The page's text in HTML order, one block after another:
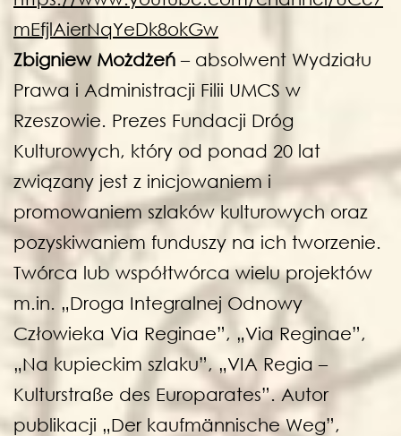
mEfjlAierNqYeDk8okGw
Zbigniew Możdżeń– absolwent Wydziału
Prawa i Administracji Filii UMCS w
Rzeszowie. Prezes Fundacji Dróg
Kulturowych, który od ponad 20 lat
związany jest z inicjowaniem i
promowaniem szlaków kulturowych oraz
pozyskiwaniem funduszy na ich tworzenie.
Twórca lub współtwórca wielu projektów
m.in. „Droga Integralnej Odnowy
Człowieka Via Reginae”, „Via Reginae”,
„Na kupieckim szlaku”, „VIA Regia –
Kulturstraße des Europarates”. Autor
publikacji „Der kaufmännische Weg”,